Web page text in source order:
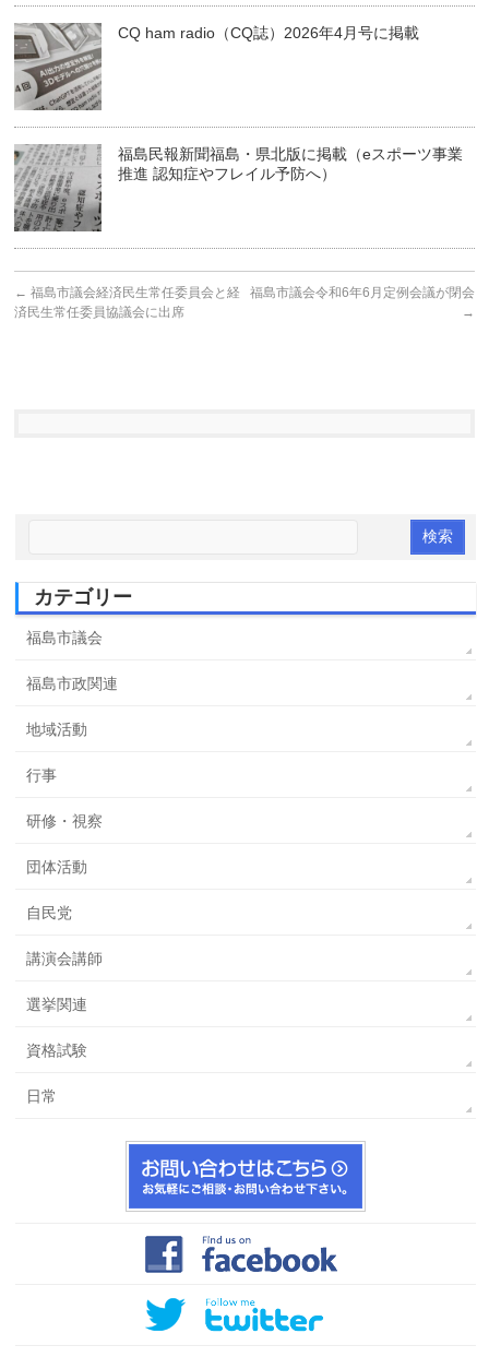
CQ ham radio（CQ誌）2026年4月号に掲載
福島民報新聞福島・県北版に掲載（eスポーツ事業
推進 認知症やフレイル予防へ）
← 福島市議会経済民生常任委員会と経
済民生常任委員協議会に出席
福島市議会令和6年6月定例会議が閉会
→
カテゴリー
福島市議会
福島市政関連
地域活動
行事
研修・視察
団体活動
自民党
講演会講師
選挙関連
資格試験
日常